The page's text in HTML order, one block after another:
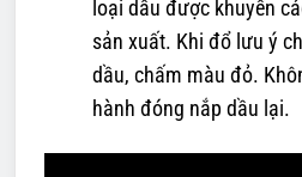
loại dầu được khuyến
sản xuất. Khi đổ lưu ý
dầu, chấm màu đỏ.
hành đóng nắp dầu lại.